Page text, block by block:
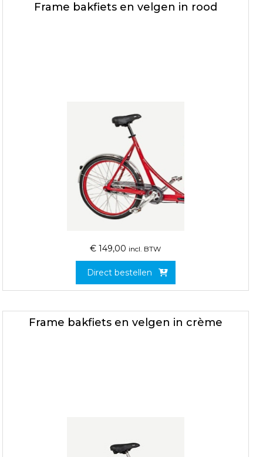
Frame bakfiets en velgen in rood
€ 149,00 incl. BTW
Direct bestellen
Frame bakfiets en velgen in crème